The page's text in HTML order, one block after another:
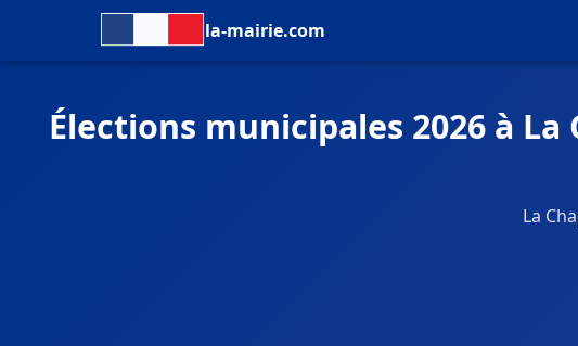
la-mairie.com
Élections municipales 2026 à
La